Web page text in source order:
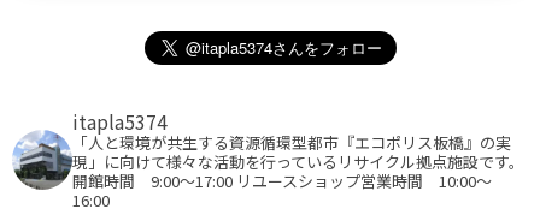
itapla5374
「人と環境が共生する資源循環型都市『エコポリス板橋』の実
現」に向けて様々な活動を行っているリサイクル拠点施設です。
開館時間 9:00～17:00 リユースショップ営業時間 10:00～
16:00